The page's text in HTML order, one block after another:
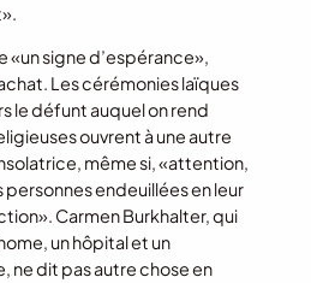
«un signe d’espérance»,
Les cérémonies laïques
le défunt auquel on rend
ouvrent à une autre
même si, «attention,
personnes endeuillées en leur
Carmen Burkhalter, qui
un hôpital et un
dit pas autre chose en